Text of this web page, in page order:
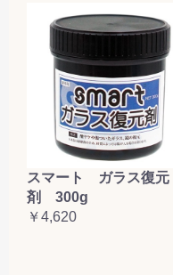
スマート ガラス復元
剤 300g
￥4,620